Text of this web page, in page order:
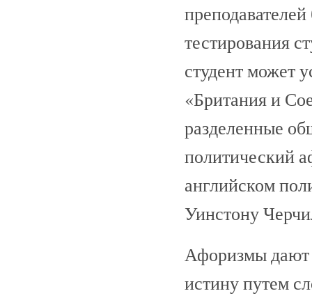
тестирования
студент может
«Британия и
разделенные
политический
английском
Уинстону
Афоризмы дают
истину путем